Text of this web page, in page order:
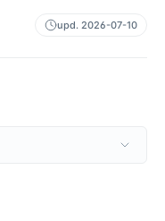
upd. 2026-07-10